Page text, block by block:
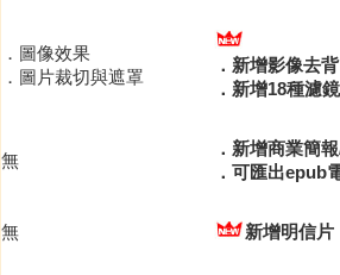
．圖像效果
．圖片裁切與遮罩
．新增影像去背
．新增18種濾鏡
無
．新增商業簡
．可匯出epub
無 新增明信片